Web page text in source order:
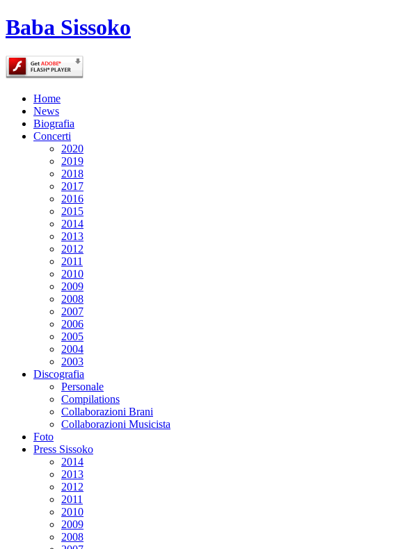
Baba Sissoko
Home
News
Biografia
Concerti
2020
2019
2018
2017
2016
2015
2014
2013
2012
2011
2010
2009
2008
2007
2006
2005
2004
2003
Discografia
Personale
Compilations
Collaborazioni Brani
Collaborazioni Musicista
Foto
Press Sissoko
2014
2013
2012
2011
2010
2009
2008